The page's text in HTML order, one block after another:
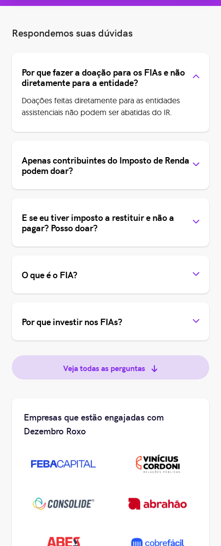
Respondemos suas dúvidas
Por que fazer a doação para os FIAs e não
diretamente para a entidade?
Doações feitas diretamente para as entidades
assistenciais não podem ser abatidas do IR.
Apenas contribuintes do Imposto de Renda
podem doar?
E se eu tiver imposto a restituir e não a
pagar? Posso doar?
O que é o FIA?
Por que investir nos FIAs?
Veja todas as perguntas
Empresas que estão engajadas com
Dezembro Roxo